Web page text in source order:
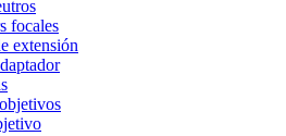
focales
extensión